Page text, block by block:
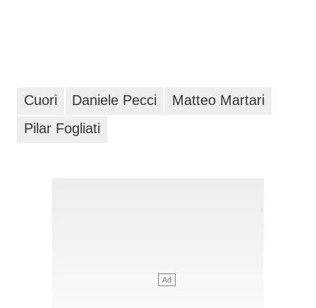
Cuori Daniele Pecci
Matteo Martari
Pilar Fogliati